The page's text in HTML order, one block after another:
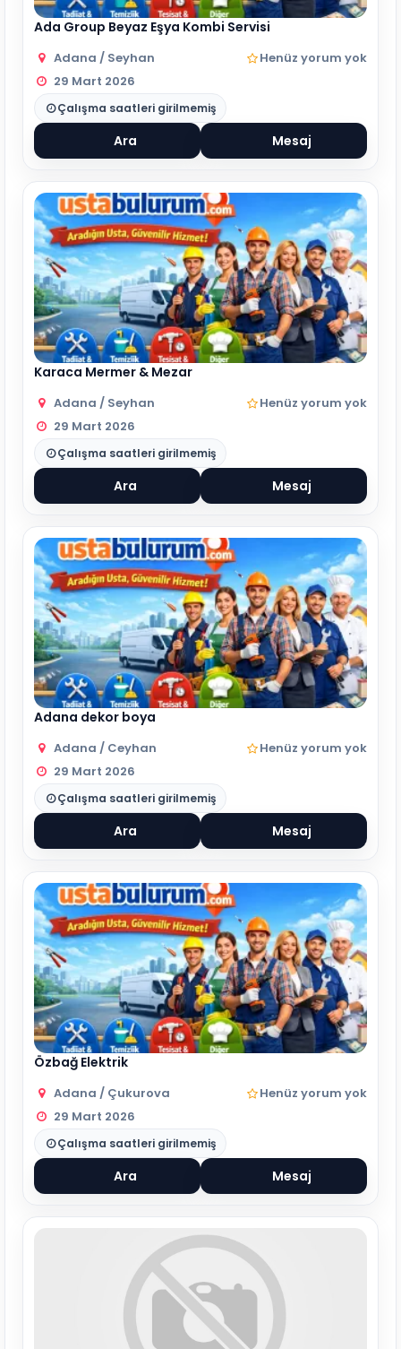
Ada Group Beyaz Eşya Kombi Servisi
Adana / Seyhan
Henüz yorum yok
29 Mart 2026
Çalışma saatleri girilmemiş
Ara Mesaj
Karaca Mermer & Mezar
Adana / Seyhan
Henüz yorum yok
29 Mart 2026
Çalışma saatleri girilmemiş
Ara Mesaj
Adana dekor boya
Adana / Ceyhan
Henüz yorum yok
29 Mart 2026
Çalışma saatleri girilmemiş
Ara Mesaj
Özbağ Elektrik
Adana / Çukurova
Henüz yorum yok
29 Mart 2026
Çalışma saatleri girilmemiş
Ara Mesaj